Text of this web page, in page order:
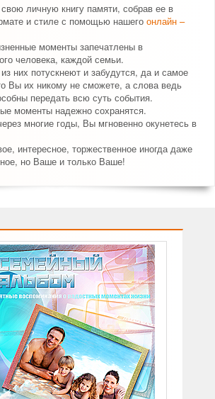
личную книгу памяти, собрав ее в
и стиле с помощью нашего онлайн –
моменты запечатлены в
человека, каждой семьи.
них потускнеют и забудутся, да и самое
Вы их никому не сможете, а слова ведь
передать всю суть события.
моменты надежно сохранятся.
многие годы, Вы мгновенно окунетесь в
интересное, торжественное иногда даже
но Ваше и только Ваше!